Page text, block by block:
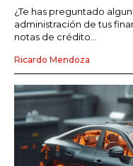
¿Te has preguntado
administración de tus
notas de crédito...
Ricardo Mendoza